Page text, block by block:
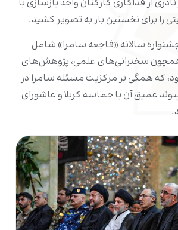
از فداکاری کارکنان واحد بازسازی با
را برای نخستین بار به تصویر کشید.
سالانه «فاجعه سامرا» شامل
سخنرانی‌های علمی، پژوهش‌های
که همگی بر مرکزیت مسئله سامرا در
عمیق آن با حماسه کربلا و عاشورای